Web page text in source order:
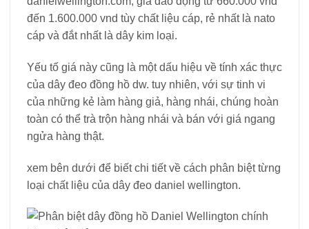
đến 1.600.000 vnd tùy chất liệu cáp, rẻ nhất là nato
cáp và đắt nhất là dây kim loại.
Yếu tố giá này cũng là một dấu hiệu về tính xác thực
của dây đeo đồng hồ dw. tuy nhiên, với sự tinh vi
của những kẻ làm hàng giả, hàng nhái, chúng hoàn
toàn có thể trà trộn hàng nhái và bán với giá ngang
ngửa hàng thật.
xem bên dưới để biết chi tiết về cách phân biệt từng
loại chất liệu của dây đeo daniel wellington.